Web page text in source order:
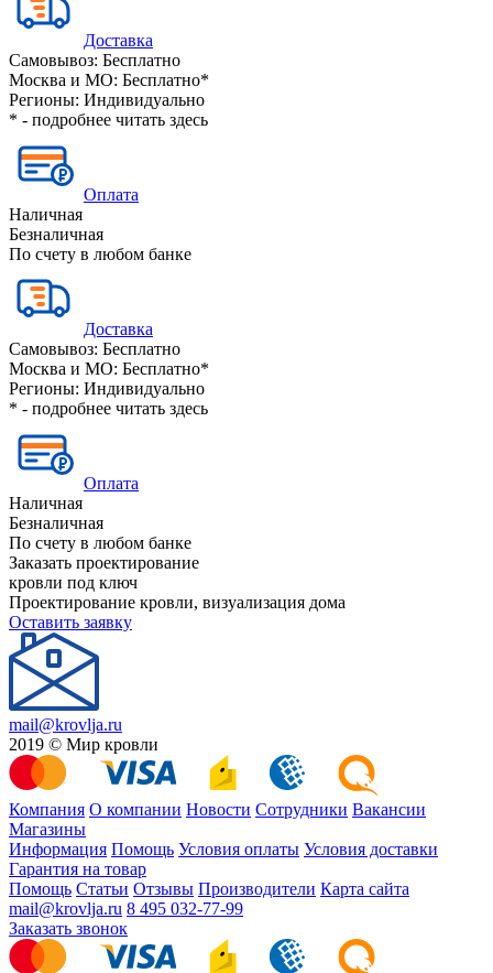
Доставка
Самовывоз: Бесплатно
Москва и МО: Бесплатно*
Регионы: Индивидуально
* - подробнее читать здесь
Оплата
Наличная
Безналичная
По счету в любом банке
Доставка
Самовывоз: Бесплатно
Москва и МО: Бесплатно*
Регионы: Индивидуально
* - подробнее читать здесь
Оплата
Наличная
Безналичная
По счету в любом банке
Заказать проектирование
кровли под ключ
Проектирование кровли, визуализация дома
Оставить заявку
mail@krovlja.ru
2019 © Мир кровли
Компания О компании Новости Сотрудники Вакансии
Магазины
Информация Помощь Условия оплаты Условия доставки
Гарантия на товар
Помощь Статьи Отзывы Производители Карта сайта
mail@krovlja.ru 8 495 032-77-99
Заказать звонок